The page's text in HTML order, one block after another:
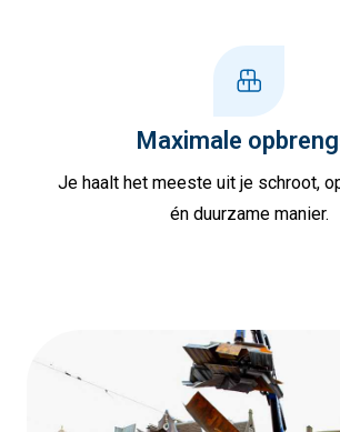
Maximale
Je haalt het meeste uit je schroot,
én duurzame manier.